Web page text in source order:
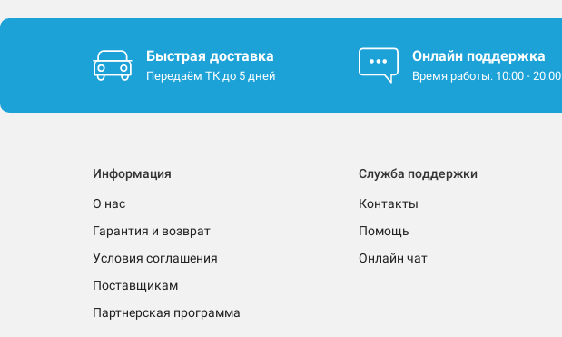
Быстрая доставка
Передаём ТК до 5 дней
Онлайн поддержка
Время работы: 10:00 - 20:00
Информация
О нас
Гарантия и возврат
Условия соглашения
Поставщикам
Партнерская программа
Служба поддержки
Контакты
Помощь
Онлайн чат